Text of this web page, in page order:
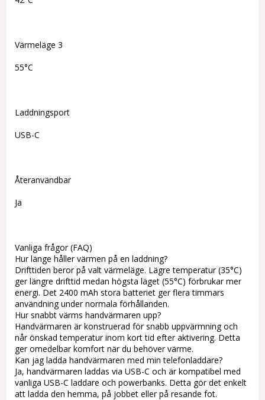
Värmeläge 3
55°C
Laddningsport
USB-C
Återanvändbar
Ja
Vanliga frågor (FAQ)
Hur länge håller värmen på en laddning?
Drifttiden beror på valt värmeläge. Lägre temperatur (35°C)
ger längre drifttid medan högsta läget (55°C) förbrukar mer
energi. Det 2400 mAh stora batteriet ger flera timmars
användning under normala förhållanden.
Hur snabbt värms handvärmaren upp?
Handvärmaren är konstruerad för snabb uppvärmning och
når önskad temperatur inom kort tid efter aktivering. Detta
ger omedelbar komfort när du behöver värme.
Kan jag ladda handvärmaren med min telefonladdare?
Ja, handvärmaren laddas via USB-C och är kompatibel med
vanliga USB-C laddare och powerbanks. Detta gör det enkelt
att ladda den hemma, på jobbet eller på resande fot.